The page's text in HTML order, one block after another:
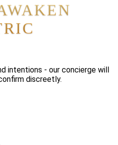
intentions - our concierge will
discreetly.